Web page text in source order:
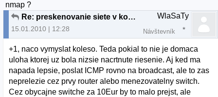
nmap ?
Re: preskenovanie siete v konzole
15.01.2010 | 12:28
WlaSaTy
Návštevník
+1, naco vymyslat koleso. Teda pokial to nie je domaca
uloha ktorej uz bola nizsie nacrtnute riesenie. Aj ked ma
napada lepsie, poslat ICMP rovno na broadcast, ale to zas
neprelezie cez prvy router alebo menezovatelny switch.
Cez obycajne switche za 10Eur by to malo prejst, ale